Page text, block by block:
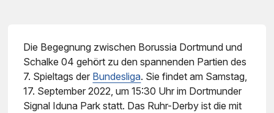
Die Begegnung zwischen Borussia Dortmund und
Schalke 04 gehört zu den spannenden Partien des
7. Spieltags der Bundesliga. Sie findet am Samstag,
17. September 2022, um 15:30 Uhr im Dortmunder
Signal Iduna Park statt. Das Ruhr-Derby ist die mit